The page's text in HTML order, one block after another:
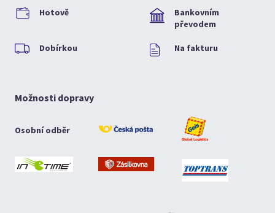
Hotově
Bankovním
převodem
Dobírkou Na fakturu
Možnosti dopravy
Osobní odběr